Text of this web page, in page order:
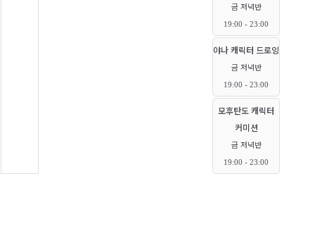
금 저녁반
19:00 - 23:00
야나 캐릭터 드로잉
금 저녁반
19:00 - 23:00
모후탄도 캐릭터
커미션
금 저녁반
19:00 - 23:00